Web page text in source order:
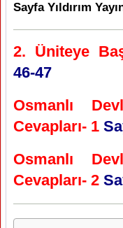
Sayfa Yıldırım
2. Üniteye
46-47
Osmanlı
Cevapları- 1
Osmanlı
Cevapları- 2